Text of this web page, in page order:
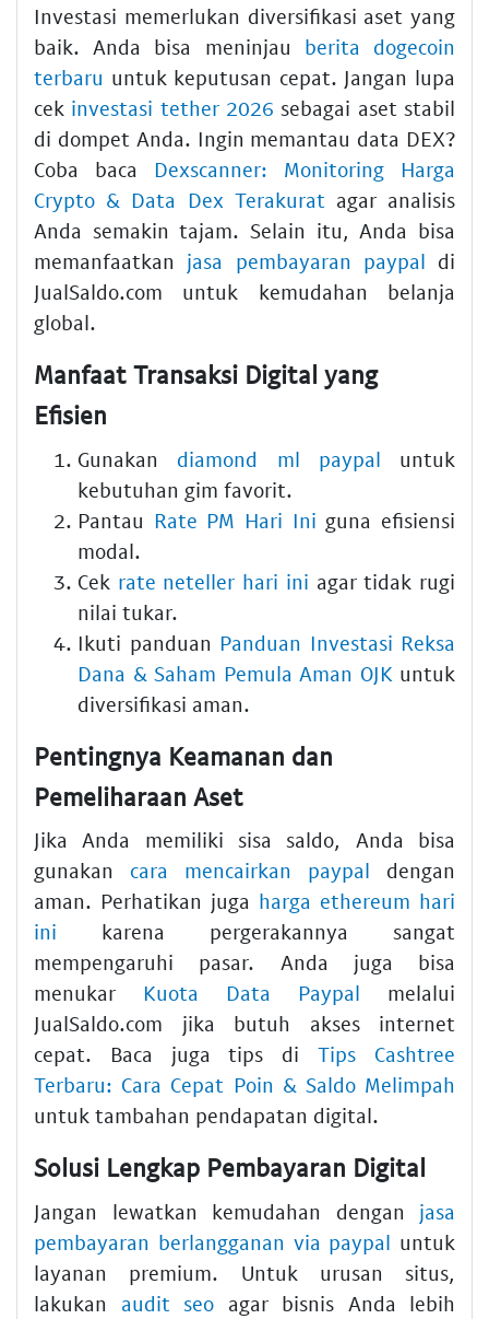
Investasi memerlukan diversifikasi aset yang
baik. Anda bisa meninjau berita dogecoin
terbaru untuk keputusan cepat. Jangan lupa
cek investasi tether 2026 sebagai aset stabil
di dompet Anda. Ingin memantau data DEX?
Coba baca Dexscanner: Monitoring Harga
Crypto & Data Dex Terakurat agar analisis
Anda semakin tajam. Selain itu, Anda bisa
memanfaatkan jasa pembayaran paypal di
JualSaldo.com untuk kemudahan belanja
global.
Manfaat Transaksi Digital yang
Efisien
Gunakan diamond ml paypal untuk
kebutuhan gim favorit.
Pantau Rate PM Hari Ini guna efisiensi
modal.
Cek rate neteller hari ini agar tidak rugi
nilai tukar.
Ikuti panduan Panduan Investasi Reksa
Dana & Saham Pemula Aman OJK untuk
diversifikasi aman.
Pentingnya Keamanan dan
Pemeliharaan Aset
Jika Anda memiliki sisa saldo, Anda bisa
gunakan cara mencairkan paypal dengan
aman. Perhatikan juga harga ethereum hari
ini karena pergerakannya sangat
mempengaruhi pasar. Anda juga bisa
menukar Kuota Data Paypal melalui
JualSaldo.com jika butuh akses internet
cepat. Baca juga tips diTips Cashtree
Terbaru: Cara Cepat Poin & Saldo Melimpah
untuk tambahan pendapatan digital.
Solusi Lengkap Pembayaran Digital
Jangan lewatkan kemudahan dengan jasa
pembayaran berlangganan via paypal untuk
layanan premium. Untuk urusan situs,
lakukan audit seo agar bisnis Anda lebih